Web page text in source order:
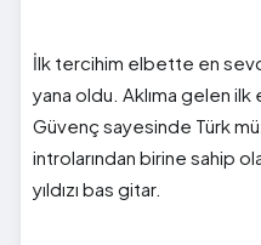
İlk tercihim elbette en
yana oldu. Aklıma gelen
Güvenç sayesinde Türk
introlarından birine sahip
yıldızı bas gitar.